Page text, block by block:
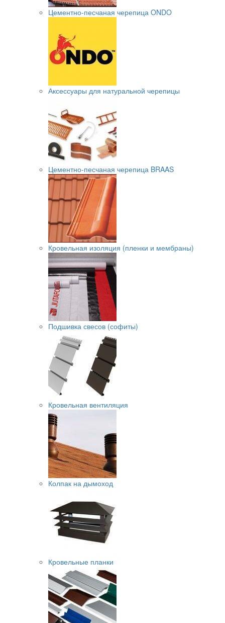
Цементно-песчаная черепица ONDO
Аксессуары для натуральной черепицы
Цементно-песчаная черепица BRAAS
Кровельная изоляция (пленки и мембраны)
Подшивка свесов (софиты)
Кровельная вентиляция
Колпак на дымоход
Кровельные планки